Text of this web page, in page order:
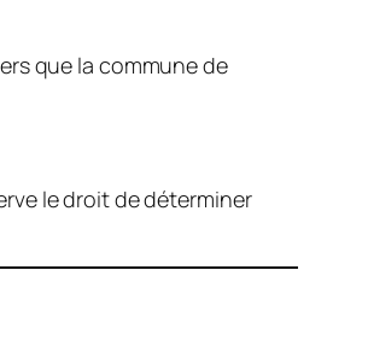
que la commune de
le droit de déterminer